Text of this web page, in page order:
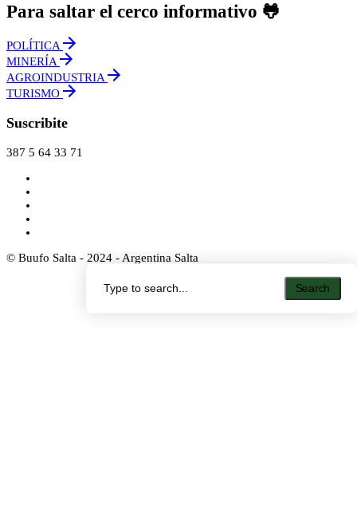
Search
Search
Para saltar el cerco informativo 🐸
POLÍTICA
MINERÍA
AGROINDUSTRIA
TURISMO
Suscribite
387 5 64 33 71
© Buufo Salta - 2024 - Argentina Salta